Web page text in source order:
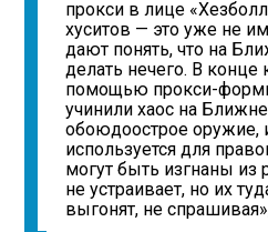
прокси в лице
хуситов — это уже не
дают понять, что на
делать нечего. В
помощью прокси-
учинили хаос на
обоюдоострое оружие,
используется для
могут быть изгнаны из
не устраивает, но их
выгонят, не